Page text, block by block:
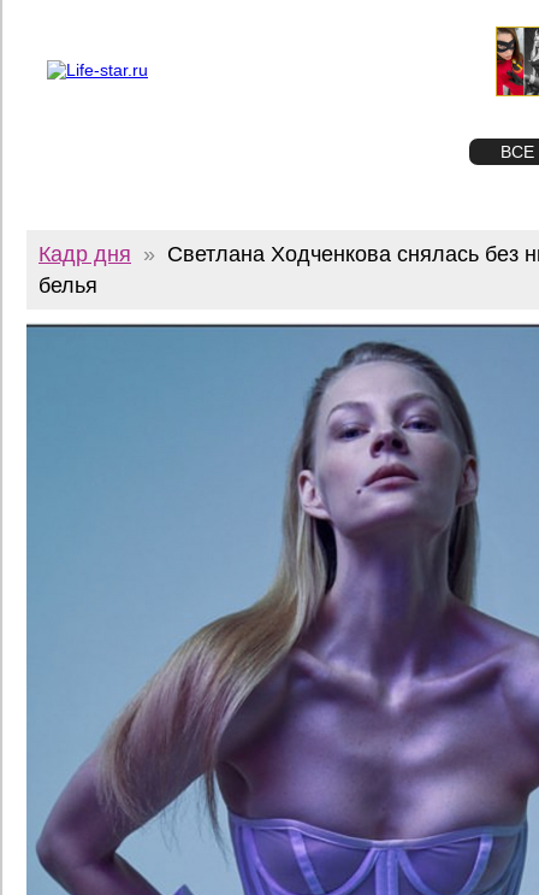
ВСЕ
Кадр дня » Светлана Ходченкова снялась без
белья